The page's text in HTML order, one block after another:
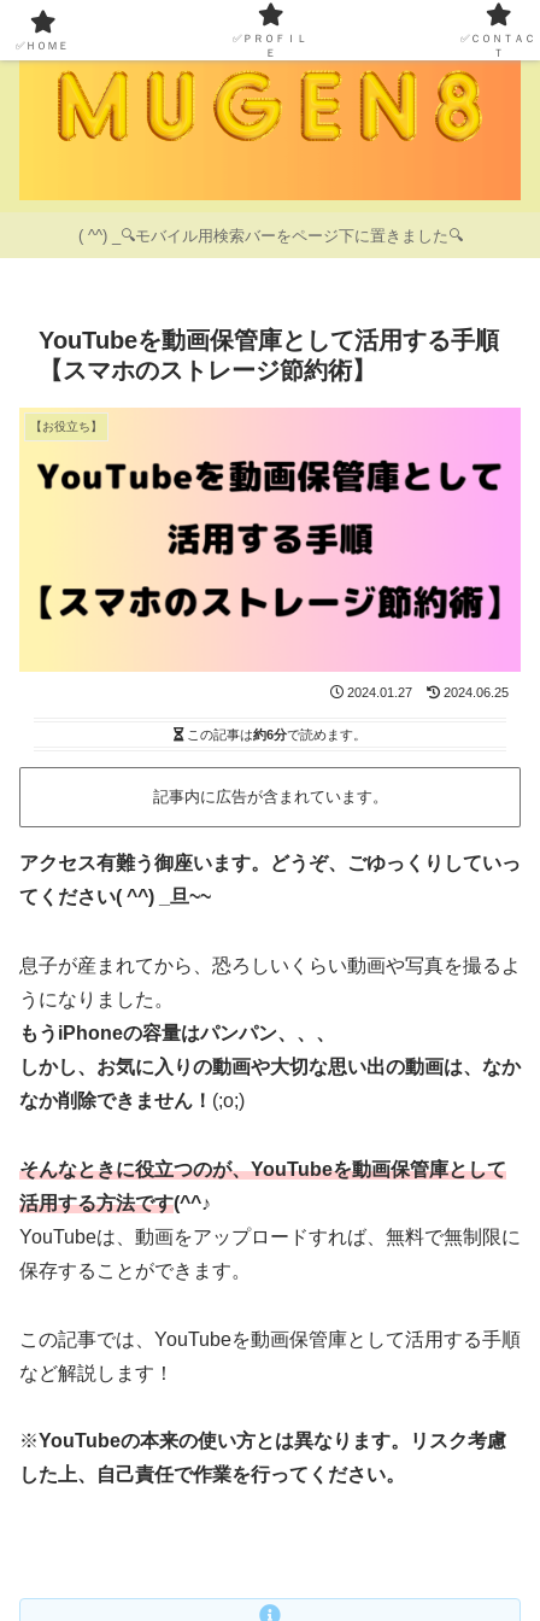
( ^^) _🔍モバイル用検索バーをページ下に置きました🔍
YouTubeを動画保管庫として活用する手順
【スマホのストレージ節約術】
【お役立ち】
2024.01.27 2024.06.25
この記事は約6分で読めます。
記事内に広告が含まれています。
アクセス有難う御座います。どうぞ、ごゆっくりしていっ
てください( ^^) _旦~~
息子が産まれてから、恐ろしいくらい動画や写真を撮るよ
うになりました。
もうiPhoneの容量はパンパン、、、
しかし、お気に入りの動画や大切な思い出の動画は、なか
なか削除できません！ (;o;)
そんなときに役立つのが、YouTubeを動画保管庫として
活用する方法です(^^♪
YouTubeは、動画をアップロードすれば、無料で無制限に
保存することができます。
この記事では、YouTubeを動画保管庫として活用する手順
など解説します！
※YouTubeの本来の使い方とは異なります。リスク考慮
した上、自己責任で作業を行ってください。
✅ＨＯＭＥ
✅ＰＲＯＦＩＬ
Ｅ
✅ＣＯＮＴＡＣ
Ｔ